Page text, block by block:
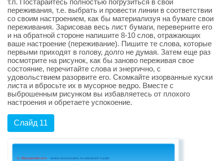
т.п. Постарайтесь полностью погрузиться в свои
переживания, т.е. выбрать и провести линии в соответствии
со своим настроением, как бы материализуя на бумаге свои
переживания. Зарисовав весь лист бумаги, переверните его
и на обратной стороне напишите 8-10 слов, отражающих
ваше настроение (переживание). Пишите те слова, которые
первыми приходят в голову, долго не думая. Затем еще раз
посмотрите на рисунок, как бы заново переживая свое
состояние, перечитайте слова и энергично, с
удовольствием разорвите его. Скомкайте изорванные куски
листа и вбросьте их в мусорное ведро. Вместе с
выброшенным рисунком вы избавляетесь от плохого
настроения и обретаете успокоение.
Слайд 11